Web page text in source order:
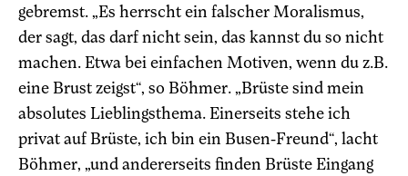
gebremst. „Es herrscht ein falscher Moralismus,
der sagt, das darf nicht sein, das kannst du so nicht
machen. Etwa bei einfachen Motiven, wenn du z.B.
eine Brust zeigst“, so Böhmer. „Brüste sind mein
absolutes Lieblingsthema. Einerseits stehe ich
privat auf Brüste, ich bin ein Busen-Freund“, lacht
Böhmer, „und andererseits finden Brüste Eingang